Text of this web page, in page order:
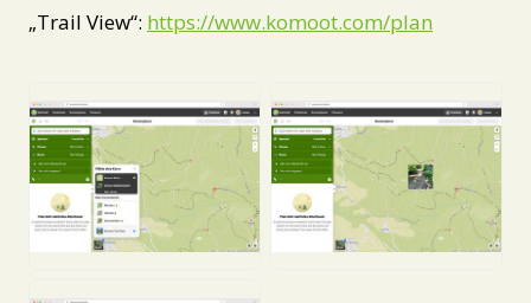
„Trail View“: https://www.komoot.com/plan